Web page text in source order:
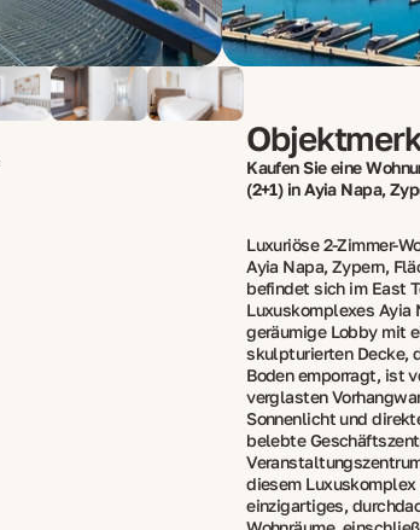
Kaufen Sie eine
(2+1) in Ayia Napa,
Luxuriöse 2-Zimmer-
Ayia Napa, Zypern,
befindet sich im East
Luxuskomplexes Ayia
geräumige Lobby mit
skulpturierten Decke,
Boden emporragt, ist
verglasten
Sonnenlicht und
belebte
diesem Luxuskomplex
einzigartiges,